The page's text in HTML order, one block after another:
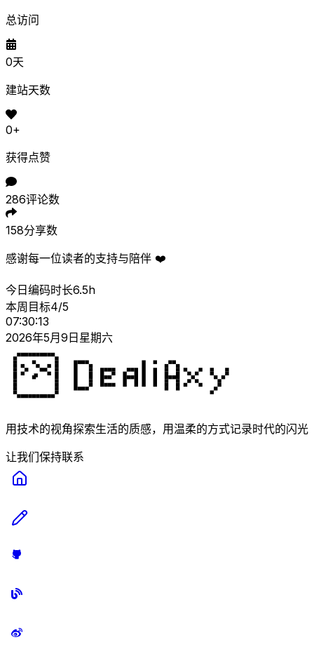
总访问
0天
建站天数
0+
获得点赞
286评论数
158分享数
感谢每一位读者的支持与陪伴 ❤️
今日编码时长6.5h
本周目标4/5
07:30:13
2026年5月9日星期六
用技术的视角探索生活的质感，用温柔的方式记录时代的闪光
让我们保持联系